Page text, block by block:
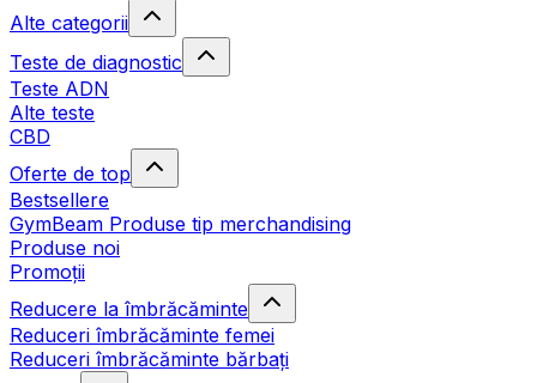
Alte categorii
Teste de diagnostic
Teste ADN
Alte teste
CBD
Oferte de top
Bestsellere
GymBeam Produse tip merchandising
Produse noi
Promoții
Reducere la îmbrăcăminte
Reduceri îmbrăcăminte femei
Reduceri îmbrăcăminte bărbați